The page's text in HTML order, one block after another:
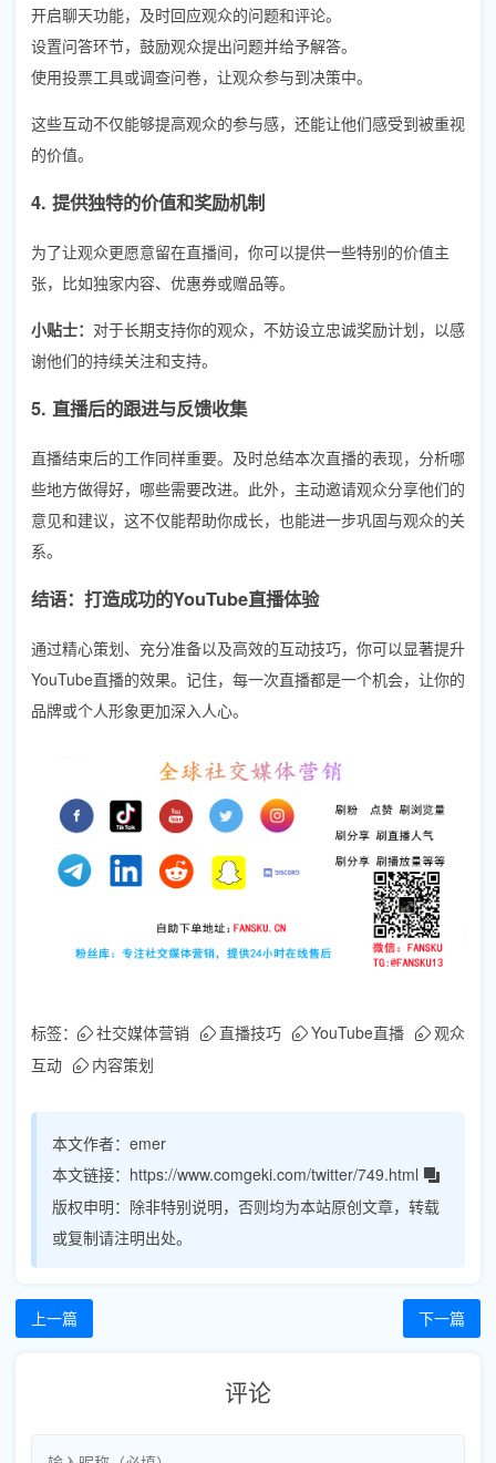
开启聊天功能，及时回应观众的问题和评论。
设置问答环节，鼓励观众提出问题并给予解答。
使用投票工具或调查问卷，让观众参与到决策中。
这些互动不仅能够提高观众的参与感，还能让他们感受到被重视
的价值。
4. 提供独特的价值和奖励机制
为了让观众更愿意留在直播间，你可以提供一些特别的价值主
张，比如独家内容、优惠券或赠品等。
小贴士： 对于长期支持你的观众，不妨设立忠诚奖励计划，以感
谢他们的持续关注和支持。
5. 直播后的跟进与反馈收集
直播结束后的工作同样重要。及时总结本次直播的表现，分析哪
些地方做得好，哪些需要改进。此外，主动邀请观众分享他们的
意见和建议，这不仅能帮助你成长，也能进一步巩固与观众的关
系。
结语：打造成功的YouTube直播体验
通过精心策划、充分准备以及高效的互动技巧，你可以显著提升
YouTube直播的效果。记住，每一次直播都是一个机会，让你的
品牌或个人形象更加深入人心。
标签： 社交媒体营销 直播技巧 YouTube直播
观众
互动
内容策划
本文作者： emer
本文链接： https://www.comgeki.com/twitter/749.html
版权申明： 除非特别说明，否则均为本站原创文章，转载
或复制请注明出处。
上一篇 下一篇
评论